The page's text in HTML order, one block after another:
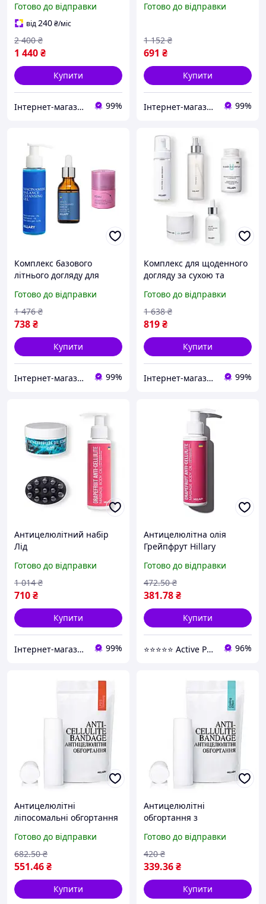
Skin Tone & Safe Tan Body
Complex
Готово до відправки
від240₴/міс
1 440₴
2 400 ₴
Купити
Інтернет-магазин FlashBuy 99%
Volume, Texture &
Готово до відправки
691 ₴
1 152 ₴
Купити
Інтернет-магазин FlashBuy 99%
Комплекс базового
літнього догляду для
шкіри Hillary Essential
Summer Care Complex for
Oily & Combination
Готово до відправки
738₴
1 476 ₴
Купити
Інтернет-магазин FlashBuy 99%
Комплекс для щоденного
догляду за сухою та
Daily Care Complex For Dry
Skin
Готово до відправки
819₴
1 638 ₴
Купити
Інтернет-магазин FlashBuy 99%
Антицелюлітний набір
Лід
Готово до відправки
710₴
1 014 ₴
Купити
Інтернет-магазин FlashBuy 99%
Антицелюлітна олія
Грейпфрут Hillary
100 мл (652089)
Готово до відправки
381.78₴
472.50 ₴
Купити
⭐️⭐️⭐️⭐️⭐️ Active Point 96%
Антицелюлітні
ліпосомальні обгортання
Bandage LPD'S Slimming
(652245)
Готово до відправки
551.46₴
682.50 ₴
Купити
Антицелюлітні
обгортання з
ефектом Hillary Anti-
cellulite Bandage Cooling
Effect (652240)
Готово до відправки
339.36₴
420 ₴
Купити